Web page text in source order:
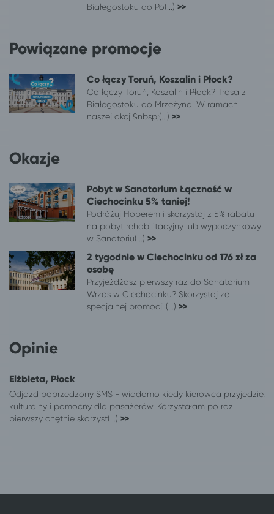
Jastrzębia Góra
Ciechocinek
Kalisz
Ciechocinek
Kazimierz Dolny
Ciechocinek
Kępno
Ciechocinek
Kielce
Ciechocinek
Kołobrzeg
Konstantynów Łódzki
Ciechocinek
Koszalin
Ciechocinek
Kraków
Ciechocinek
Ciechocinek
Krotoszyn
Ciechocinek
Kutno
Ciechocinek
Łęczyca
Ciechocinek
Ciechocinek
Ciechocinek
Łódź
Łomża
Łowicz
Lubin
Ciechocinek
Lublin
Ciechocinek
Mikołów
Ciechocinek
Niemodlin
Ciechocinek
Białegostoku do Po(...) >>
Powiązane promocje
Co łączy Toruń, Koszalin i Płock?
Co łączy Toruń, Koszalin i Płock? Trasa z
Białegostoku do Mrzeżyna! W ramach
naszej akcji&nbsp;(...) >>
Okazje
Pobyt w Sanatorium Łączność w
Ciechocinku 5% taniej!
Podróżuj Hoperem i skorzystaj z 5% rabatu
na pobyt rehabilitacyjny lub wypoczynkowy
w Sanatoriu(...) >>
2 tygodnie w Ciechocinku od 176 zł za
osobę
Przyjeżdżasz pierwszy raz do Sanatorium
Wrzos w Ciechocinku? Skorzystaj ze
specjalnej promocji.(...) >>
Opinie
Elżbieta, Płock
Odjazd poprzedzony SMS - wiadomo kiedy kierowca przyjedzie,
kulturalny i pomocny dla pasażerów. Korzystałam po raz
pierwszy chętnie skorzyst(...) >>